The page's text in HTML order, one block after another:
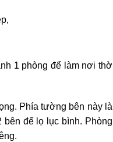
1 phòng để làm nơi thờ
Phía tường bên này là
để lọ lục bình. Phòng